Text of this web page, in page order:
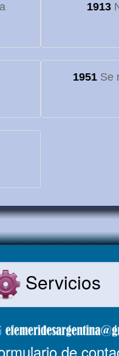
1913
1951 Se
Servicios
de